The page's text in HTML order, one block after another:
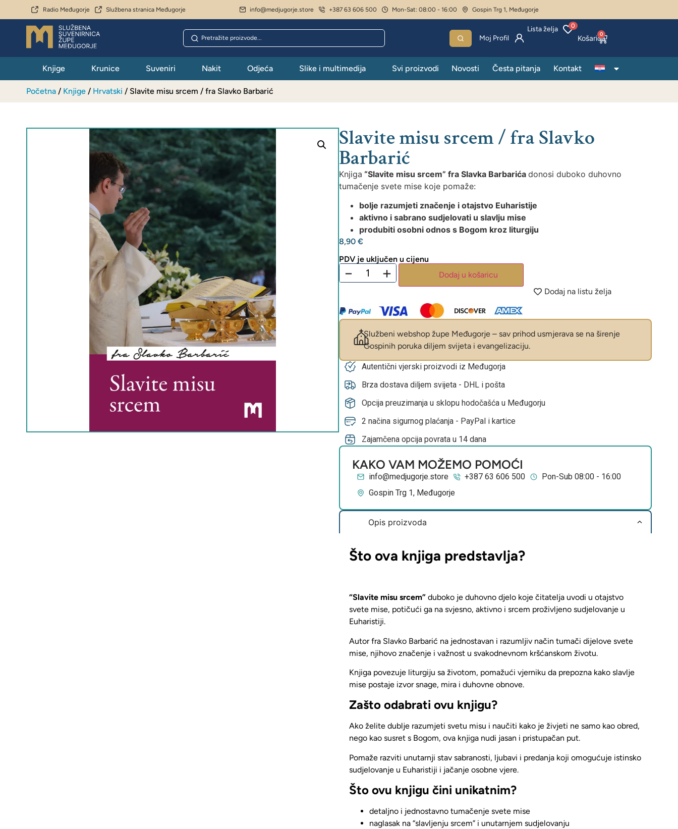
Radio Međugorje Službena stranica Međugorje info@medjugorje.store +387 63 606 500 Mon-Sat: 08:00 - 16:00 Gospin Trg 1, Međugorje
Lista želja 0
Moj Profil 0
Knjige Krunice Suveniri Nakit Odjeća Slike i multimedija Svi proizvodi Novosti Česta pitanja Kontakt
Početna / Knjige / Hrvatski / Slavite misu srcem / fra Slavko Barbarić
Slavite misu srcem / fra Slavko
Barbarić
Knjiga “Slavite misu srcem” fra Slavka Barbarića donosi duboko duhovno
tumačenje svete mise koje pomaže:
bolje razumjeti značenje i otajstvo Euharistije
aktivno i sabrano sudjelovati u slavlju mise
produbiti osobni odnos s Bogom kroz liturgiju
8,90 €
PDV je uključen u cijenu
− +
Dodaj u košaricu
Dodaj na listu želja
Službeni webshop župe Međugorje – sav prihod usmjerava se na širenje
Gospinih poruka diljem svijeta i evangelizaciju.
Autentični vjerski proizvodi iz Međugorja
Brza dostava diljem svijeta - DHL i pošta
Opcija preuzimanja u sklopu hodočašća u Međugorju
2 načina sigurnog plaćanja - PayPal i kartice
Zajamčena opcija povrata u 14 dana
KAKO VAM MOŽEMO POMOĆI
info@medjugorje.store +387 63 606 500
Pon-Sub 08:00 - 16:00
Gospin Trg 1, Međugorje
Opis proizvoda
Što ova knjiga predstavlja?
“Slavite misu srcem” duboko je duhovno djelo koje čitatelja uvodi u otajstvo
svete mise, potičući ga na svjesno, aktivno i srcem proživljeno sudjelovanje u
Euharistiji.
Autor fra Slavko Barbarić na jednostavan i razumljiv način tumači dijelove svete
mise, njihovo značenje i važnost u svakodnevnom kršćanskom životu.
Knjiga povezuje liturgiju sa životom, pomažući vjerniku da prepozna kako slavlje
mise postaje izvor snage, mira i duhovne obnove.
Zašto odabrati ovu knjigu?
Ako želite dublje razumjeti svetu misu i naučiti kako je živjeti ne samo kao obred,
nego kao susret s Bogom, ova knjiga nudi jasan i pristupačan put.
Pomaže razviti unutarnji stav sabranosti, ljubavi i predanja koji omogućuje istinsko
sudjelovanje u Euharistiji i jačanje osobne vjere.
Što ovu knjigu čini unikatnim?
detaljno i jednostavno tumačenje svete mise
naglasak na “slavljenju srcem” i unutarnjem sudjelovanju